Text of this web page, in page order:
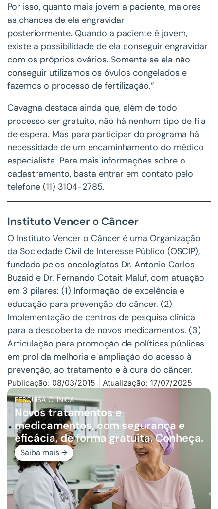
Por isso, quanto mais jovem a paciente, maiores
as chances de ela engravidar
posteriormente. Quando a paciente é jovem,
existe a possibilidade de ela conseguir engravidar
com os próprios ovários. Somente se ela não
conseguir utilizamos os óvulos congelados e
fazemos o processo de fertilização.”
Cavagna destaca ainda que, além de todo
processo ser gratuito, não há nenhum tipo de fila
de espera. Mas para participar do programa há
necessidade de um encaminhamento do médico
especialista. Para mais informações sobre o
cadastramento, basta entrar em contato pelo
telefone (11) 3104-2785.
Instituto Vencer o Câncer
O Instituto Vencer o Câncer é uma Organização
da Sociedade Civil de Interesse Público (OSCIP),
fundada pelos oncologistas Dr. Antonio Carlos
Buzaid e Dr. Fernando Cotait Maluf, com atuação
em 3 pilares: (1) Informação de excelência e
educação para prevenção do câncer. (2)
Implementação de centros de pesquisa clínica
para a descoberta de novos medicamentos. (3)
Articulação para promoção de políticas públicas
em prol da melhoria e ampliação do acesso à
prevenção, ao tratamento e à cura do câncer.
Publicação: 08/03/2015 | Atualização: 17/07/2025
PESQUISA CLÍNICA
Novos tratamentos e
medicamentos, com segurança e
eficácia, de forma gratuita. Conheça.
Saiba mais →